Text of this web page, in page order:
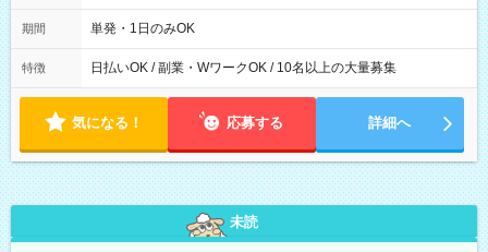
00～20：00
期間 単発・1日のみOK
特徴 日払いOK / 副業・WワークOK / 10名以上の大量募集
気になる！ 応募する 詳細へ
未読